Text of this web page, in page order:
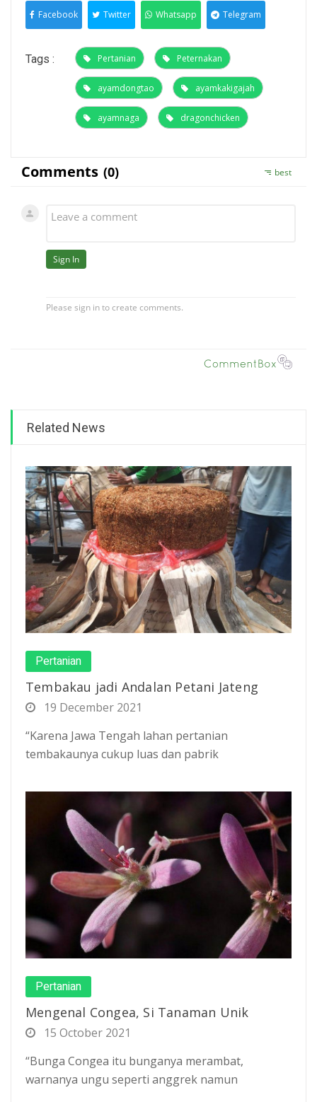
Facebook Twitter Whatsapp Telegram
Tags : Pertanian Peternakan
ayamdongtao ayamkakigajah
ayamnaga dragonchicken
Related News
Pertanian
Tembakau jadi Andalan Petani Jateng
19 December 2021
“Karena Jawa Tengah lahan pertanian
tembakaunya cukup luas dan pabrik
Pertanian
Mengenal Congea, Si Tanaman Unik
15 October 2021
“Bunga Congea itu bunganya merambat,
warnanya ungu seperti anggrek namun